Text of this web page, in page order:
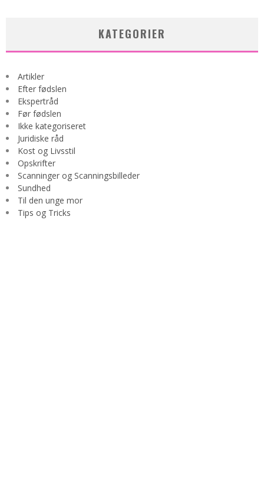
KATEGORIER
Artikler
Efter fødslen
Ekspertråd
Før fødslen
Ikke kategoriseret
Juridiske råd
Kost og Livsstil
Opskrifter
Scanninger og Scanningsbilleder
Sundhed
Til den unge mor
Tips og Tricks